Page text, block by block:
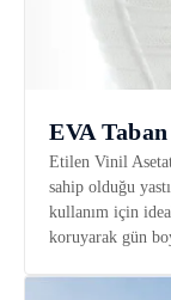
EVA Taban
Etilen Vinil
sahip olduğu
kullanım için
koruyarak gün